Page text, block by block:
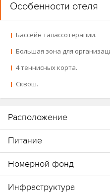
талассотерапией, теннисные
также конференц и бальные
Особенности отеля
Бассейн талассотерапии.
Большая зона для
4 теннисных корта.
Сквош.
Расположение
Питание
Номерной фонд
Инфраструктура